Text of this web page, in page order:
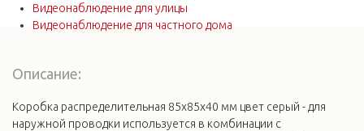
Видеонаблюдение для улицы
Видеонаблюдение для частного дома
Описание:
Коробка распределительная 85х85х40 мм цвет серый - для
наружной проводки используется в комбинации с